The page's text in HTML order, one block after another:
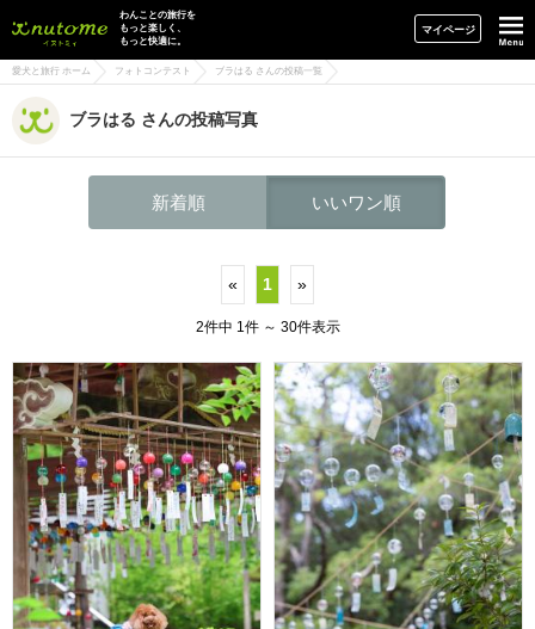
イヌトミィ
わんことの旅行を
もっと楽しく、
もっと快適に。
マイページ
愛犬と旅行 ホーム フォトコンテスト ブラはる さんの投稿一覧
ブラはる さんの投稿写真
新着順 いいワン順
« 1 »
2件中 1件 ～ 30件表示